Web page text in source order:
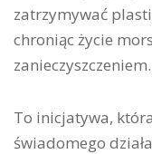
zatrzymywać
chroniąc życie
zanieczyszczeniem.
To inicjatywa,
świadomego